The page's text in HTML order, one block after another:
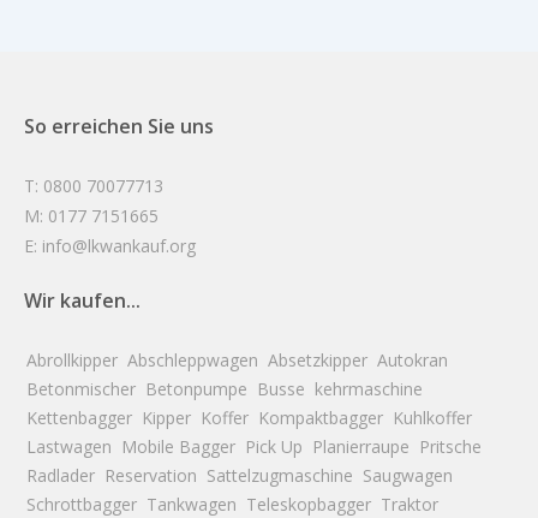
So erreichen Sie uns
T: 0800 70077713
M: 0177 7151665
E: info@lkwankauf.org
Wir kaufen...
Abrollkipper Abschleppwagen Absetzkipper Autokran
Betonmischer Betonpumpe Busse kehrmaschine
Kettenbagger Kipper Koffer Kompaktbagger Kuhlkoffer
Lastwagen Mobile Bagger Pick Up Planierraupe Pritsche
Radlader Reservation Sattelzugmaschine Saugwagen
Schrottbagger Tankwagen Teleskopbagger Traktor